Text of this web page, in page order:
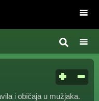
i običaja u mužjaka.